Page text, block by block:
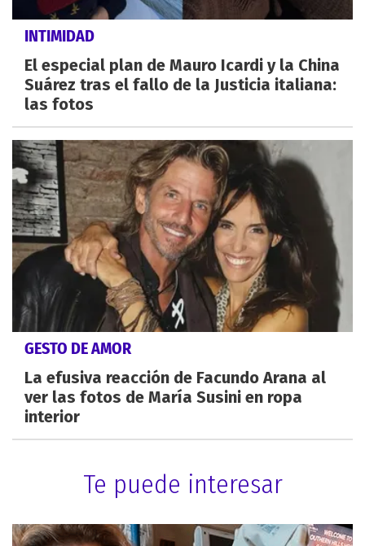
INTIMIDAD
El especial plan de Mauro Icardi y la China
Suárez tras el fallo de la Justicia italiana:
las fotos
GESTO DE AMOR
La efusiva reacción de Facundo Arana al
ver las fotos de María Susini en ropa
interior
Te puede interesar